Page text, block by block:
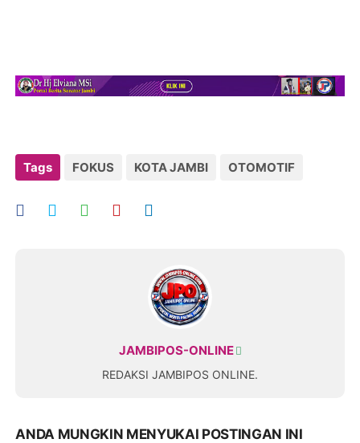
Tags FOKUS KOTA JAMBI OTOMOTIF
JAMBIPOS-ONLINE
REDAKSI JAMBIPOS ONLINE.
ANDA MUNGKIN MENYUKAI POSTINGAN INI